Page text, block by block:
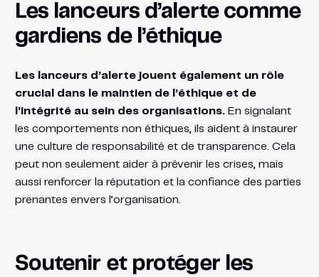
Les lanceurs d’alerte comme
gardiens de l’éthique
Les lanceurs d’alerte jouent également un rôle
crucial dans le maintien de l’éthique et de
l’intégrité au sein des organisations.En signalant
les comportements non éthiques, ils aident à instaurer
une culture de responsabilité et de transparence. Cela
peut non seulement aider à prévenir les crises, mais
aussi renforcer la réputation et la confiance des parties
prenantes envers l’organisation.
Soutenir et protéger les